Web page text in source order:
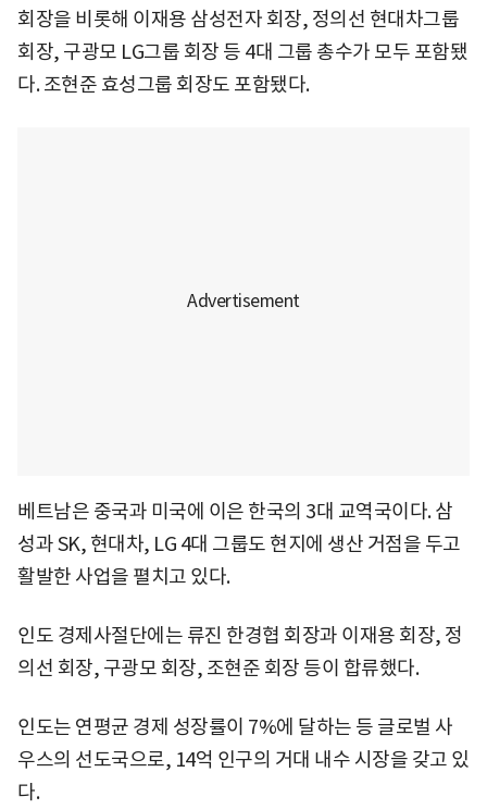
회장을 비롯해 이재용 삼성전자 회장, 정의선 현대차그룹
회장, 구광모 LG그룹 회장 등 4대 그룹 총수가 모두 포함됐
다. 조현준 효성그룹 회장도 포함됐다.
베트남은 중국과 미국에 이은 한국의 3대 교역국이다. 삼
성과 SK, 현대차, LG 4대 그룹도 현지에 생산 거점을 두고
활발한 사업을 펼치고 있다.
인도 경제사절단에는 류진 한경협 회장과 이재용 회장, 정
의선 회장, 구광모 회장, 조현준 회장 등이 합류했다.
인도는 연평균 경제 성장률이 7%에 달하는 등 글로벌 사
우스의 선도국으로, 14억 인구의 거대 내수 시장을 갖고 있
다.